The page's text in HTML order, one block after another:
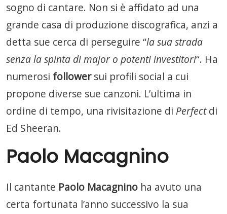
sogno di cantare. Non si è affidato ad una
grande casa di produzione discografica, anzi a
detta sue cerca di perseguire “la sua strada
senza la spinta di major o potenti investitori“. Ha
numerosi followersui profili social a cui
propone diverse sue canzoni. L’ultima in
ordine di tempo, una rivisitazione di Perfectdi
Ed Sheeran.
Paolo Macagnino
Il cantante Paolo Macagnino ha avuto una
certa fortunata l’anno successivo la sua